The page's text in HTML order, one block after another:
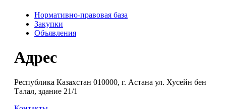
Нормативно-правовая база
Закупки
Объявления
Адрес
Республика Казахстан 010000, г. Астана ул. Хусейн бен
Талал, здание 21/1